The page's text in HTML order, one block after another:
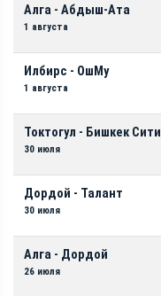
Алга - Абдыш-Ата
1 августа
Илбирс - ОшМу
1 августа
Токтогул - Бишкек Сити
30 июля
Дордой - Талант
30 июля
Алга - Дордой
26 июля